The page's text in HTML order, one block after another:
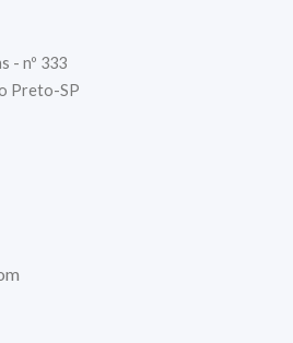
- nº 333
Preto-SP